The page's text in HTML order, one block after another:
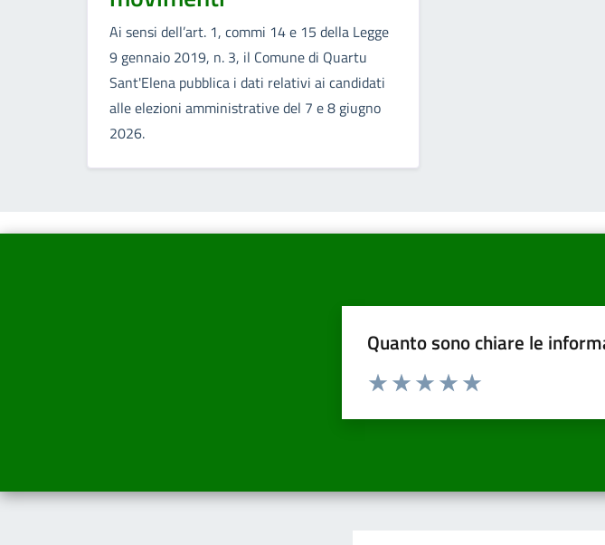
Ai sensi dell’art. 1, commi 14 e 15 della Legge
9 gennaio 2019, n. 3, il Comune di Quartu
Sant'Elena pubblica i dati relativi ai candidati
alle elezioni amministrative del 7 e 8 giugno
2026.
Quanto sono chiare le
Valuta da 1 a 5 stelle la pagina